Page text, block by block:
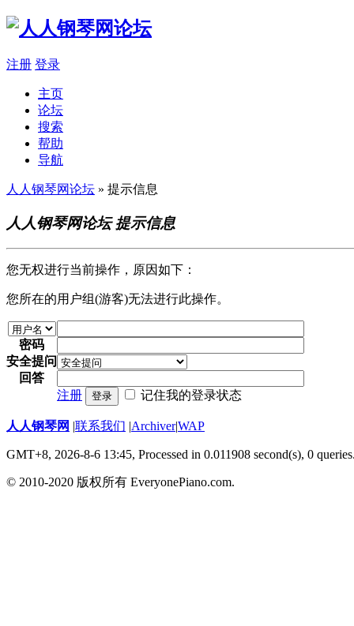
注册 登录
主页
论坛
搜索
帮助
导航
人人钢琴网论坛 » 提示信息
人人钢琴网论坛 提示信息
您无权进行当前操作，原因如下：
您所在的用户组(游客)无法进行此操作。
密码
安全提问
回答
注册
登录 记住我的登录状态
人人钢琴网 |联系我们 |Archiver|WAP
GMT+8, 2026-8-6 13:45, Processed in 0.011908 second(s), 0 queries
© 2010-2020 版权所有 EveryonePiano.com.